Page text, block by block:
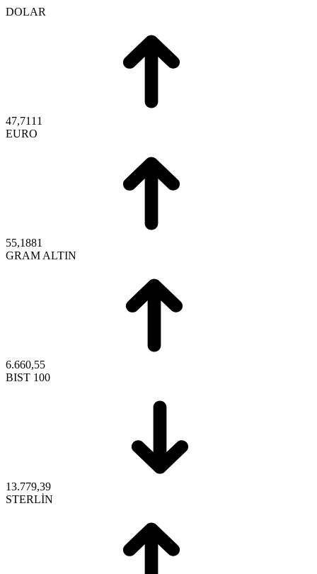
DOLAR
47,7111
EURO
55,1881
GRAM ALTIN
6.660,55
BIST 100
13.779,39
STERLİN